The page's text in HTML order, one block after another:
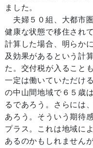
ました。
夫婦５０組、大都市
健康な状態で移住され
計算した場合、明らか
及効果があるという計
た。交付税が入ること
一定は働いていただけ
の中山間地域で６５歳
るであろう。さらには
あろう。そういう期待
プラス。これは地域に
あるのかもしれません